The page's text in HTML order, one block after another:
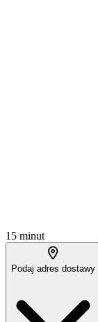
15 minut
Podaj adres dostawy